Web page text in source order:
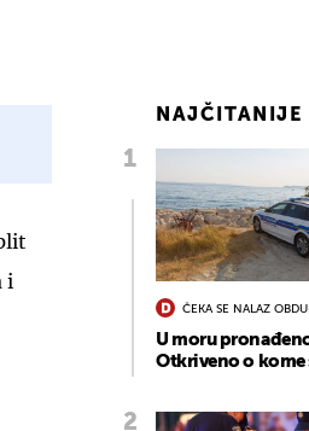
i
NAJČITANIJE
ČEKA SE NALAZ
U moru
Otkriveno o kome